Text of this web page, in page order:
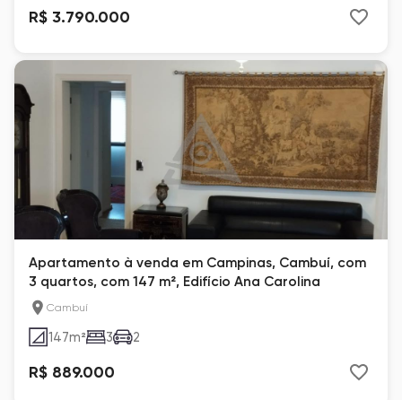
R$ 3.790.000
Apartamento à venda em Campinas, Cambuí, com
3 quartos, com 147 m², Edifício Ana Carolina
Cambuí
147m² 3 2
R$ 889.000